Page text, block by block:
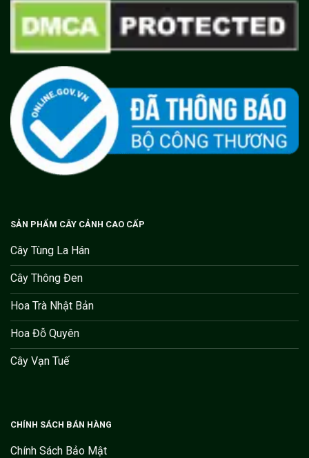
SẢN PHẨM CÂY CẢNH CAO CẤP
Cây Tùng La Hán
Cây Thông Đen
Hoa Trà Nhật Bản
Hoa Đỗ Quyên
Cây Vạn Tuế
CHÍNH SÁCH BÁN HÀNG
Chính Sách Bảo Mật